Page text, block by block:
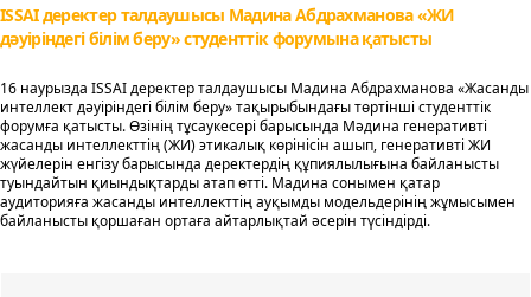
ISSAI деректер талдаушысы Мадина Абдрахманова «ЖИ
дәуіріндегі білім беру» студенттік форумына қатысты
16 наурызда ISSAI деректер талдаушысы Мадина Абдрахманова «Жасанды
интеллект дәуіріндегі білім беру» тақырыбындағы төртінші студенттік
форумға қатысты. Өзінің тұсаукесері барысында Мәдина генеративті
жасанды интеллекттің (ЖИ) этикалық көрінісін ашып, генеративті ЖИ
жүйелерін енгізу барысында деректердің құпиялылығына байланысты
туындайтын қиындықтарды атап өтті. Мадина сонымен қатар
аудиторияға жасанды интеллекттің ауқымды модельдерінің жұмысымен
байланысты қоршаған ортаға айтарлықтай әсерін түсіндірді.